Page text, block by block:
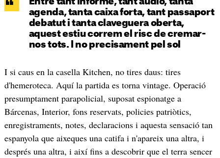
agenda, tanta caixa forta, tant passaport
debatut i tanta claveguera oberta,
aquest estiu correm el risc de cremar-
nos tots. I no precisament pel sol
I si caus en la casella Kitchen, no tires daus: tires
d'hemeroteca. Aquí la partida es torna vintage. Operació
presumptament parapolicial, suposat espionatge a
Bárcenas, Interior, fons reservats, policies patriòtics,
enregistraments, notes, declaracions i aquesta sensació tan
espanyola que aixeques una catifa i n'apareix una altra, i
després una altra, i així fins a descobrir que el terra sencer